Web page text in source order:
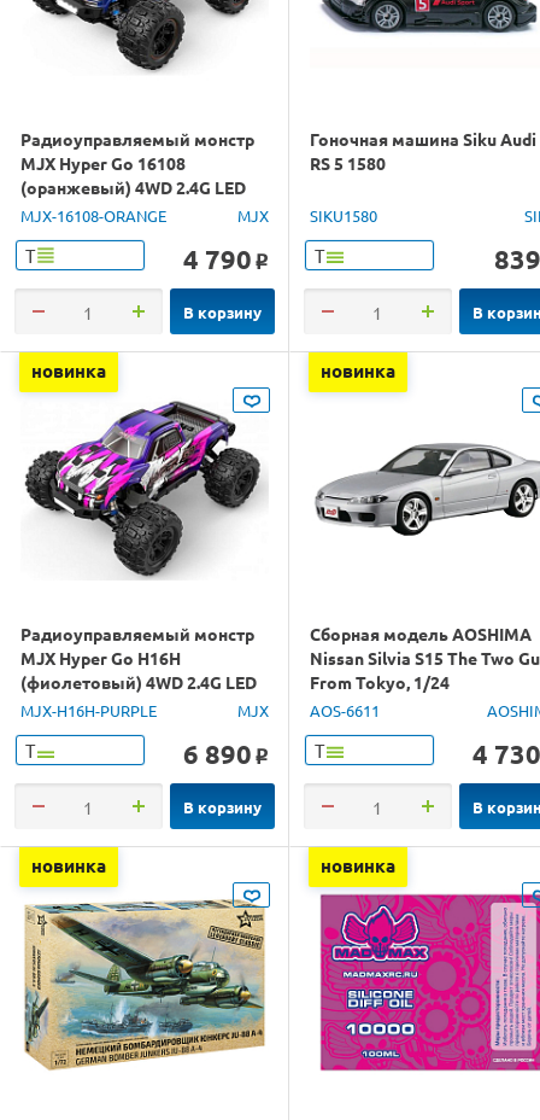
Радиоуправляемый монстр
MJX Hyper Go 16108
(оранжевый) 4WD 2.4G LED
1/16 RTR
MJX-16108-ORANGE MJX
Т 4 790 o
В корзину
Гоночная машина Siku Audi
RS 5 1580
SIKU1580
Т 839
В
новинка
Радиоуправляемый монстр
MJX Hyper Go H16H
(фиолетовый) 4WD 2.4G LED
GPS 1/16 RTR
MJX-H16H-PURPLE MJX
Т 6 890 o
В корзину
новинка
Сборная модель AOSHIMA
Nissan Silvia S15 The Two
From Tokyo, 1/24
AOS-6611
Т 4 730
В
новинка новинка